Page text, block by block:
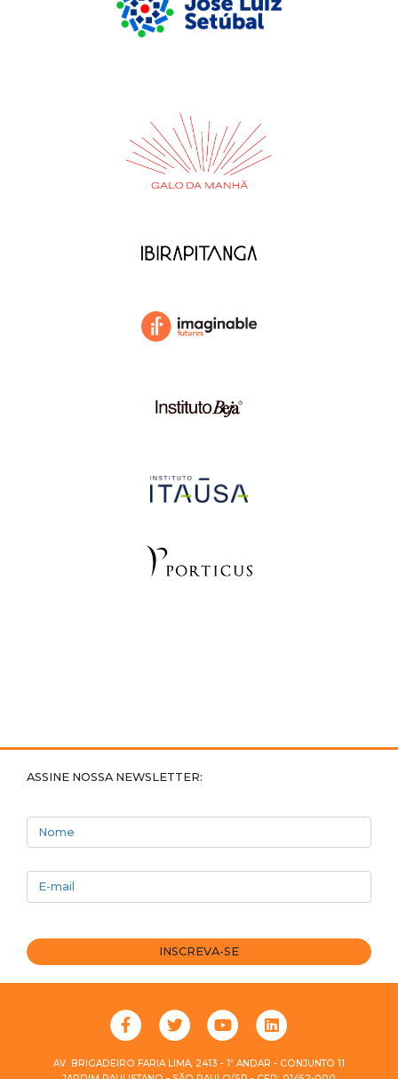
ASSINE NOSSA NEWSLETTER:
INSCREVA-SE
AV. BRIGADEIRO FARIA LIMA, 2413 - 1º ANDAR - CONJUNTO 11